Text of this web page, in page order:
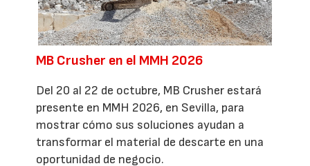
MB Crusher en el MMH 2026
Del 20 al 22 de octubre, MB Crusher estará
presente en MMH 2026, en Sevilla, para
mostrar cómo sus soluciones ayudan a
transformar el material de descarte en una
oportunidad de negocio.